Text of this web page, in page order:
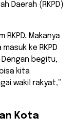
Daerah (RKPD)
RKPD. Makanya
ke RKPD
Dengan begitu,
kita
wakil rakyat,”
Kota